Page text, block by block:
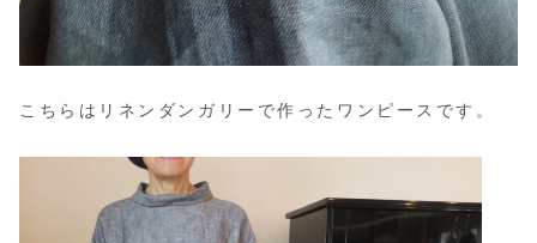
こちらはリネンダンガリーで作ったワンピースです。